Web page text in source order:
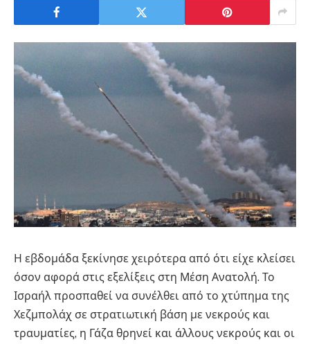
Η εβδομάδα ξεκίνησε χειρότερα από ότι είχε κλείσει
όσον αφορά στις εξελίξεις στη Μέση Ανατολή. Το
Ισραήλ προσπαθεί να συνέλθει από το χτύπημα της
Χεζμπολάχ σε στρατιωτική βάση με νεκρούς και
τραυματίες, η Γάζα θρηνεί και άλλους νεκρούς και οι